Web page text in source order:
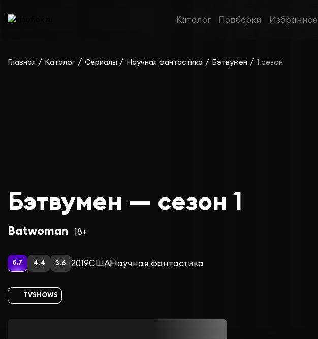
Каталог Подборки Избранное
Главная / Каталог / Сериалы / Научная фантастика / Бэтвумен / 1 сезон
Бэтвумен — сезон 1
Batwoman 18+
5.7 4.4 3.6 2019СШАНаучная фантастика
TVSHOWS